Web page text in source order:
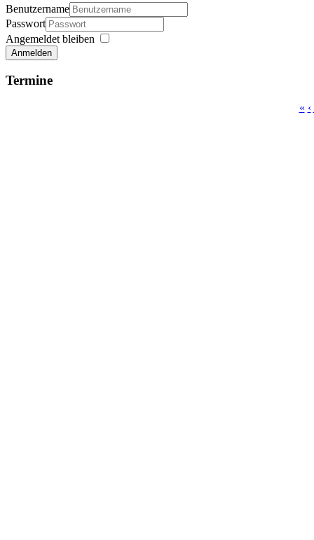
Benutzername
Passwort
Angemeldet bleiben
Anmelden
Termine
« ‹